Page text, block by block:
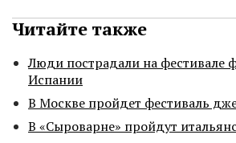
Читайте также
Люди пострадали на фестивале
Испании
В Москве пройдет фестиваль
В «Сыроварне» пройдут